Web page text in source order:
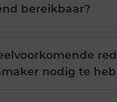
bereikbaar?
nodig te